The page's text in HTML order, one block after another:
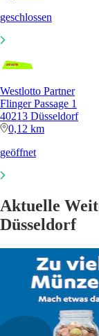
geschlossen
Westlotto Partner
Flinger Passage 1
40213 Düsseldorf
0,12 km
geöffnet
Aktuelle
Düsseldorf